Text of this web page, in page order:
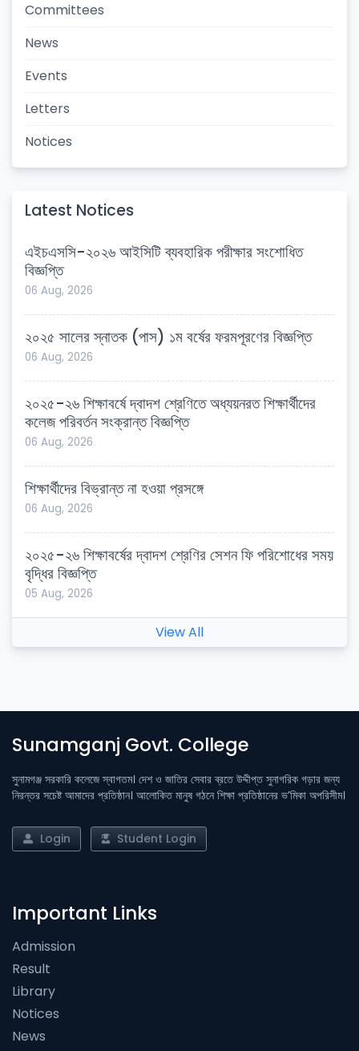
Committees
News
Events
Letters
Notices
Latest Notices
এইচএসসি-২০২৬ আইসিটি ব্যবহারিক পরীক্ষার সংশোধিত
বিজ্ঞপ্তি
06 Aug, 2026
২০২৫ সালের স্নাতক (পাস) ১ম বর্ষের ফরমপূরণের বিজ্ঞপ্তি
06 Aug, 2026
২০২৫-২৬ শিক্ষাবর্ষে দ্বাদশ শ্রেণিতে অধ্যয়নরত শিক্ষার্থীদের
কলেজ পরিবর্তন সংক্রান্ত বিজ্ঞপ্তি
06 Aug, 2026
শিক্ষার্থীদের বিভ্রান্ত না হওয়া প্রসঙ্গে
06 Aug, 2026
২০২৫-২৬ শিক্ষাবর্ষের দ্বাদশ শ্রেণির সেশন ফি পরিশোধের সময়
বৃদ্ধির বিজ্ঞপ্তি
05 Aug, 2026
View All
Sunamganj Govt. College
সুনামগঞ্জ সরকারি কলেজে স্বাগতম। দেশ ও জাতির সেবার ব্রতে উদ্দীপ্ত সুনাগরিক গড়ার জন্য
নিরন্তর সচেষ্ট আমাদের প্রতিষ্ঠান। আলোকিত মানুষ গঠনে শিক্ষা প্রতিষ্ঠানের ভ’মিকা অপরিসীম।
Login Student Login
Important Links
Admission
Result
Library
Notices
News